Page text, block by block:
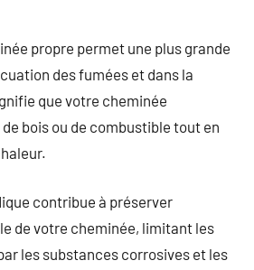
propre permet une plus grande
des fumées et dans la
que votre cheminée
bois ou de combustible tout en
contribue à préserver
de votre cheminée, limitant les
les substances corrosives et les